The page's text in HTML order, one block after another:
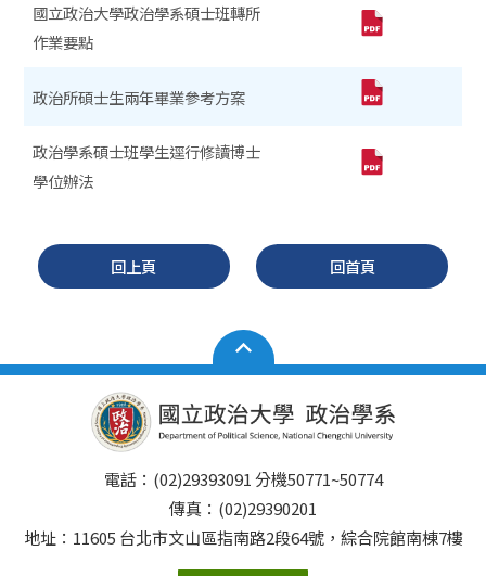
國立政治大學政治學系碩士班轉所
作業要點
政治所碩士生兩年畢業參考方案
政治學系碩士班學生逕行修讀博士
學位辦法
回上頁 回首頁
電話：(02)29393091 分機50771~50774
傳真：(02)29390201
地址：11605 台北市文山區指南路2段64號，綜合院館南棟7樓